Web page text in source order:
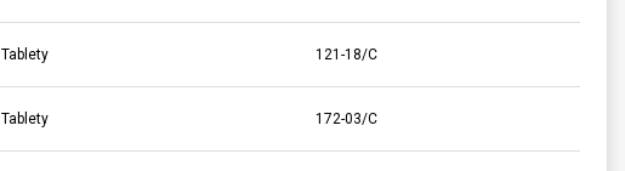
Tablety 121-18/C
Tablety 172-03/C